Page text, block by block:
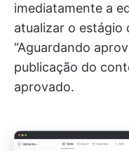
imediatamente a
atualizar o estágio
“Aguardando
publicação do
aprovado.